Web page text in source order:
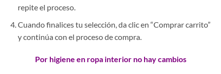
repite el proceso.
Cuando finalices tu selección, da clic en “Comprar carrito”
y continúa con el proceso de compra.
Por higiene en ropa interior no hay cambios